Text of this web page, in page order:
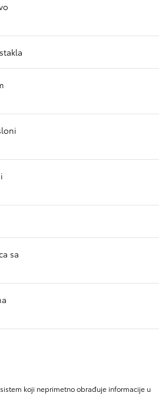
sa
koji neprimetno obrađuje informacije u